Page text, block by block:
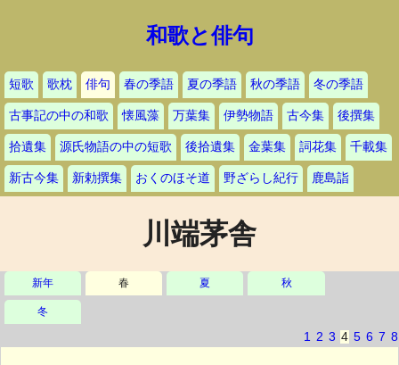
和歌と俳句
短歌 歌枕 俳句 春の季語 夏の季語 秋の季語 冬の季語
古事記の中の和歌 懐風藻 万葉集 伊勢物語 古今集 後撰集
拾遺集 源氏物語の中の短歌 後拾遺集 金葉集 詞花集 千載集
新古今集 新勅撰集 おくのほそ道 野ざらし紀行 鹿島詣
川端茅舎
新年 春 夏 秋
冬
1 2 3 4 5 6 7 8